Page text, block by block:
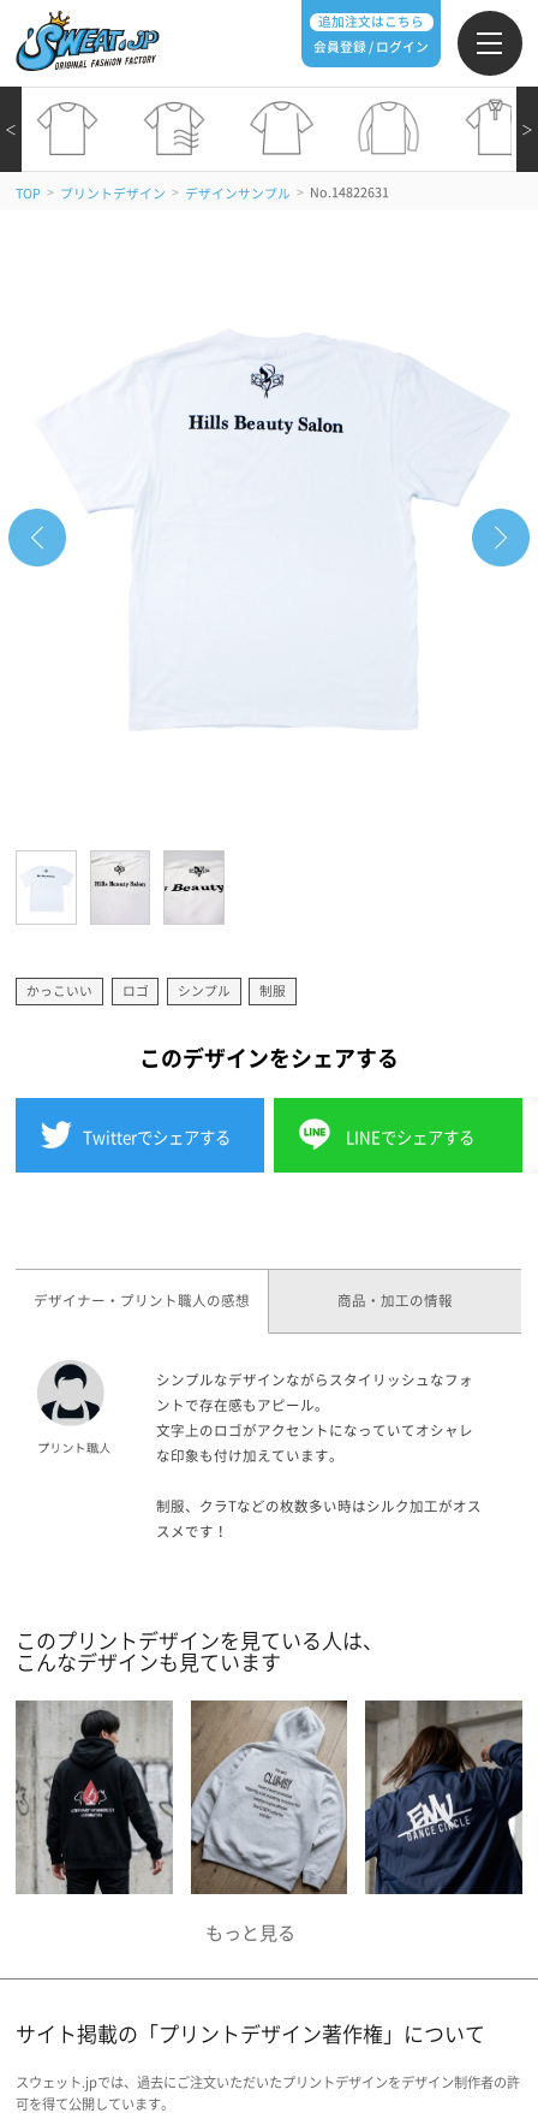
追加注文はこちら
会員登録 / ログイン
＞
＜
TOP > プリントデザイン > デザインサンプル > No.14822631
かっこいい ロゴ シンプル 制服
このデザインをシェアする
Twitterでシェアする LINEでシェアする
デザイナー・プリント職人の感想 商品・加工の情報
シンプルなデザインながらスタイリッシュなフォ
ントで存在感もアピール。
文字上のロゴがアクセントになっていてオシャレ
な印象も付け加えています。
制服、クラTなどの枚数多い時はシルク加工がオス
スメです！
このプリントデザインを見ている人は、
こんなデザインも見ています
サイト掲載の「プリントデザイン著作権」について
スウェット.jpでは、過去にご注文いただいたプリントデザインをデザイン制作者の許
可を得て公開しています。